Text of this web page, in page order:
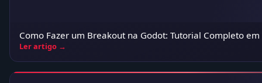
Como Fazer um Breakout na Godot: Tutorial Completo em
Ler artigo →